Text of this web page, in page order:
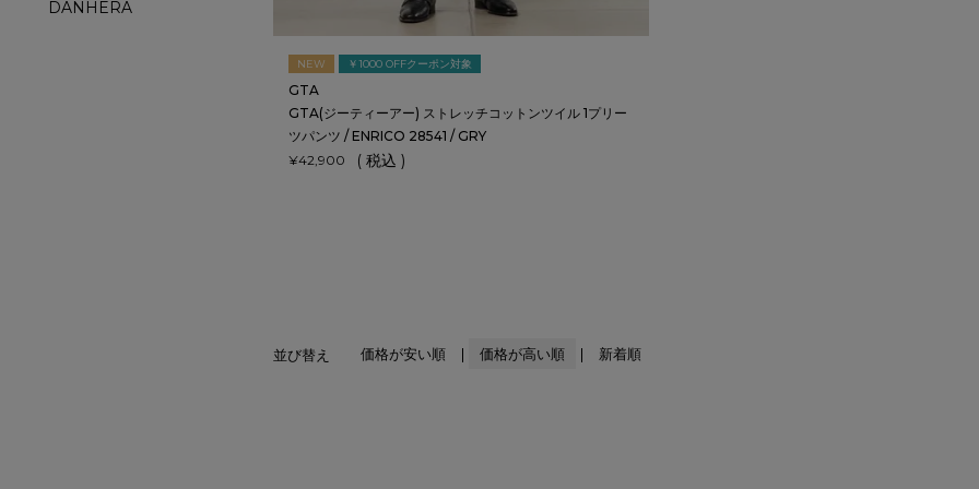
DANHERA
NEW ￥1000 OFFクーポン対象
GTA
GTA(ジーティーアー) ストレッチコットンツイル 1プリー
ツパンツ / ENRICO 28541 / GRY
¥42,900 税込
並び替え 価格が安い順 価格が高い順 新着順